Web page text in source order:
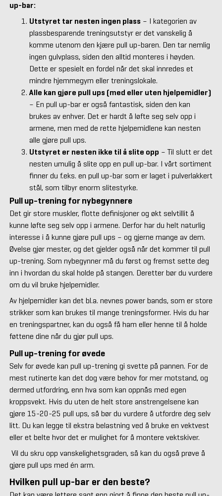
up-bar:
Utstyret tar nesten ingen plass – I kategorien av
plassbesparende treningsutstyr er det vanskelig å
komme utenom den kjære pull up-baren. Den tar nemlig
ingen gulvplass, siden den alltid monteres i høyden.
Dette er spesielt en fordel når det skal innredes et
mindre hjemmegym eller treningslokale.
Alle kan gjøre pull ups (med eller uten hjelpemidler)
– En pull up-bar er også fantastisk, siden den kan
brukes av enhver. Det er hardt å løfte seg selv opp i
armene, men med de rette hjelpemidlene kan nesten
alle gjøre pull ups.
Utstyret er nesten ikke til å slite opp – Til slutt er det
nesten umulig å slite opp en pull up-bar. I vårt sortiment
finner du f.eks. en pull up-bar som er laget i pulverlakkert
stål, som tilbyr enorm slitestyrke.
Pull up-trening for nybegynnere
Det gir store muskler, flotte definisjoner og økt selvtillit å
kunne løfte seg selv opp i armene. Derfor har du helt naturlig
interesse i å kunne gjøre pull ups – og gjerne mange av dem.
Øvelse gjør mester, og det gjelder også når det kommer til pull
up-trening. Som nybegynner må du først og fremst sette deg
inn i hvordan du skal holde på stangen. Deretter bør du vurdere
om du vil bruke hjelpemidler.
Av hjelpemidler kan det bl.a. nevnes power bands, som er store
strikker som kan brukes til mange treningsformer. Hvis du har
en treningspartner, kan du også få ham eller henne til å holde
føttene dine når du gjør pull ups.
Pull up-trening for øvede
Selv for øvede kan pull up-trening gi svette på pannen. For de
mest rutinerte kan det dog være behov for mer motstand, og
dermed utfordring, enn hva som kan oppnås med egen
kroppsvekt. Hvis du uten de helt store anstrengelsene kan
gjøre 15-20-25 pull ups, så bør du vurdere å utfordre deg selv
litt. Du kan legge til ekstra belastning ved å bruke en vektvest
eller et belte hvor det er mulighet for å montere vektskiver.
Vil du skru opp vanskelighetsgraden, så kan du også prøve å
gjøre pull ups med én arm.
Hvilken pull up-bar er den beste?